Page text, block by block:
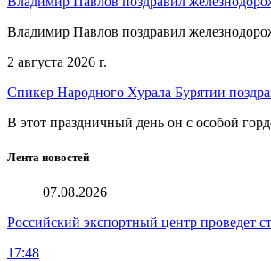
Владимир Павлов поздравил
2 августа 2026 г.
Спикер Народного Хурала Бурятии
В этот праздничный день он с особой
Лента новостей
07.08.2026
Российский экспортный центр проведет
17:48